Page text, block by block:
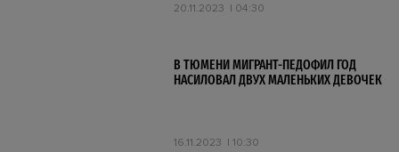
20.11.2023 04:30
В ТЮМЕНИ МИГРАНТ-ПЕДОФИЛ ГОД
НАСИЛОВАЛ ДВУХ МАЛЕНЬКИХ ДЕВОЧЕК
16.11.2023 10:30